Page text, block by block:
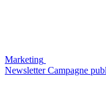
Marketing
Newsletter Campagne